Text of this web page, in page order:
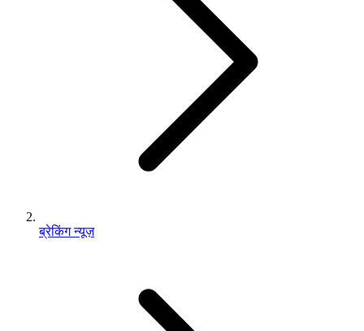
ब्रेकिंग न्यूज़